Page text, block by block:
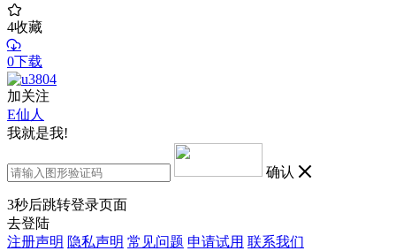
4收藏
0下载
加关注
E仙人
我就是我!
确认
3秒后跳转登录页面
去登陆
注册声明 隐私声明 常见问题 申请试用 联系我们